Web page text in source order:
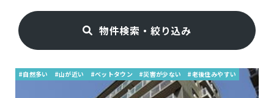
物件検索・絞り込み
#自然多い #山が近い #ベットタウン #災害が少ない #老後住みやすい